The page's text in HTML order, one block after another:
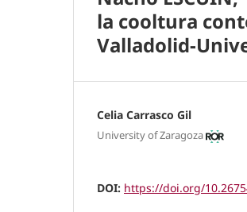
la cooltura
Valladolid-
Celia Carrasco Gil
University of Zaragoza
DOI: https://doi.org/